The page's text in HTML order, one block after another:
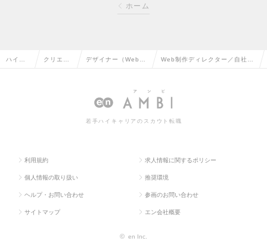
ホーム
ハイク クリエイ デザイナー（Web・
連）の転職
Web制作ディレクター／自社メ
等)の求人情報
若手ハイキャリアのスカウト転職
利用規約 求人情報に関するポリシー
個人情報の取り扱い 推奨環境
ヘルプ・お問い合わせ 参画のお問い合わせ
サイトマップ エン会社概要
© en Inc.